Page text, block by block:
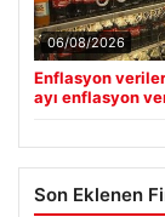
06/08/2026
Enflasyon
ayı enflasyon
Son Eklenen